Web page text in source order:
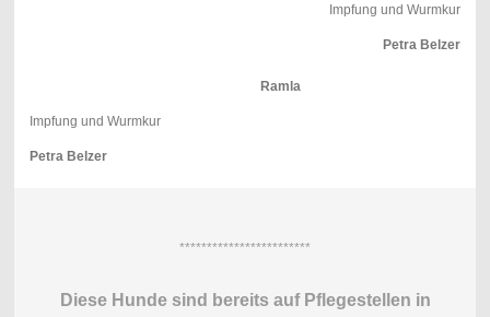
Impfung und Wurmkur
Petra Belzer
Ramla
Impfung und Wurmkur
Petra Belzer
************************
Diese Hunde sind bereits auf Pflegestellen in